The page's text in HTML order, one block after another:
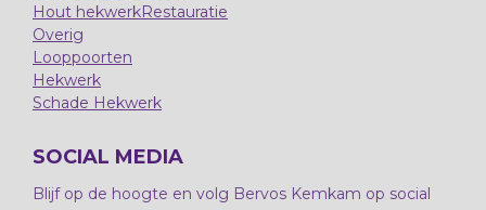
Hout hekwerkRestauratie
Overig
Looppoorten
Hekwerk
Schade Hekwerk
SOCIAL MEDIA
Blijf op de hoogte en volg Bervos Kemkam op social